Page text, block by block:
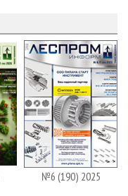
№6 (190) 2025